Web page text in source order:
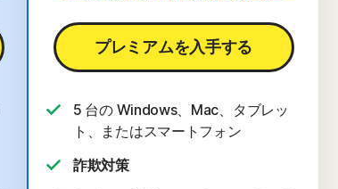
プレミアムを入手する
5 台の Windows、Mac、タブレッ
ト、またはスマートフォン
詐欺対策